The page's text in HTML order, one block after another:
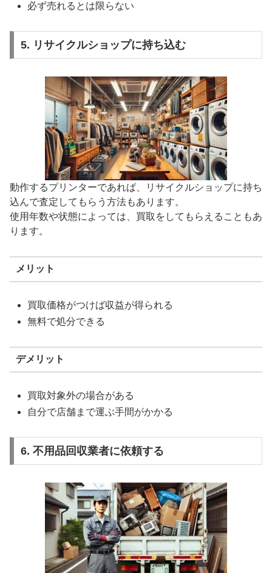
必ず売れるとは限らない
5. リサイクルショップに持ち込む
動作するプリンターであれば、リサイクルショップに持ち
込んで査定してもらう方法もあります。
使用年数や状態によっては、買取をしてもらえることもあ
ります。
メリット
買取価格がつけば収益が得られる
無料で処分できる
デメリット
買取対象外の場合がある
自分で店舗まで運ぶ手間がかかる
6. 不用品回収業者に依頼する